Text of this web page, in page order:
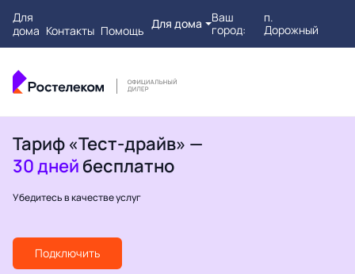
Для
дома Контакты Помощь Для дома
Ваш
город:
п.
Дорожный
Тариф «Тест-драйв» —
30 дней бесплатно
Убедитесь в качестве услуг
Подключить